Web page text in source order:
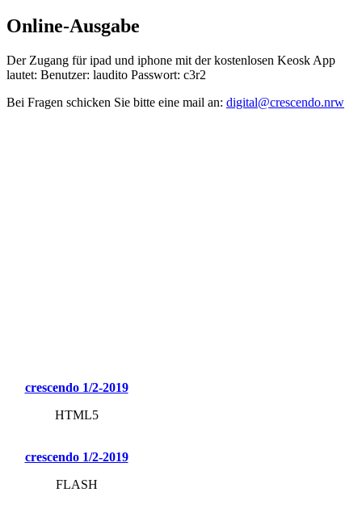
Online-Ausgabe
Der Zugang für ipad und iphone mit der kostenlosen Keosk App
lautet: Benutzer: laudito Passwort: c3r2
Bei Fragen schicken Sie bitte eine mail an: digital@crescendo.nrw
crescendo 1/2-2019
HTML5
crescendo 1/2-2019
FLASH